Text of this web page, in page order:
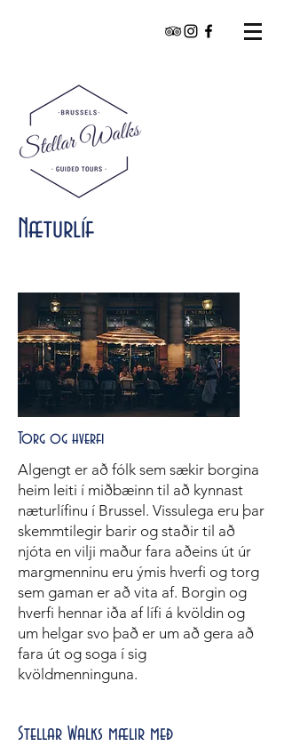
Næturlíf
Torg og hverfi
Algengt er að fólk sem sækir borgina
heim leiti í miðbæinn til að kynnast
næturlífinu í Brussel. Vissulega eru þar
skemmtilegir barir og staðir til að
njóta en vilji maður fara aðeins út úr
margmenninu eru ýmis hverfi og torg
sem gaman er að vita af. Borgin og
hverfi hennar iða af lífi á kvöldin og
um helgar svo það er um að gera að
fara út og soga í sig
kvöldmenninguna.
Stellar Walks mælir með